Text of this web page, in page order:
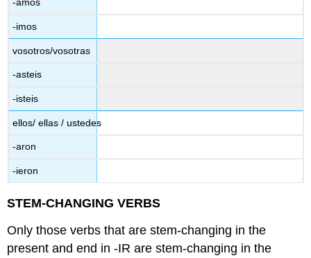
-amos
-imos
vosotros/vosotras
-asteis
-isteis
ellos/ ellas / ustedes
-aron
-ieron
STEM-CHANGING VERBS
Only those verbs that are stem-changing in the
present and end in -IR are stem-changing in the